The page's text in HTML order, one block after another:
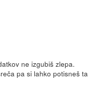
ne izgubiš zlepa.
pa si lahko potisneš ta